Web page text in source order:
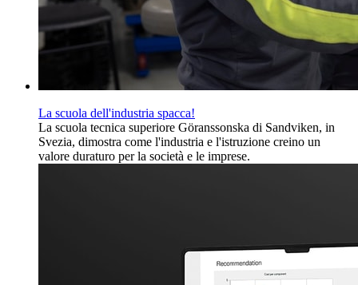
La scuola dell'industria spacca!
La scuola tecnica superiore Göranssonska di Sandviken, in
Svezia, dimostra come l'industria e l'istruzione creino un
valore duraturo per la società e le imprese.